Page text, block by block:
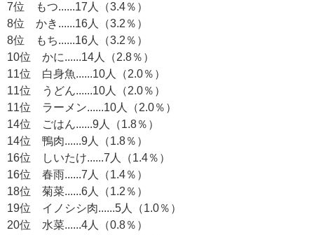
7位 もつ......17人（3.4％）
8位 かき......16人（3.2％）
8位 もち......16人（3.2％）
10位 かに......14人（2.8％）
11位 白身魚......10人（2.0％）
11位 うどん......10人（2.0％）
11位 ラーメン......10人（2.0％）
14位 ごはん......9人（1.8％）
14位 鴨肉......9人（1.8％）
16位 しいたけ......7人（1.4％）
16位 春雨......7人（1.4％）
18位 菊菜......6人（1.2％）
19位 イノシシ肉......5人（1.0％）
20位 水菜......4人（0.8％）